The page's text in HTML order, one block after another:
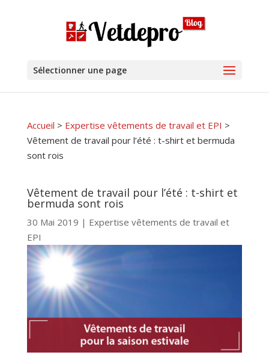
Sélectionner une page
Accueil > Expertise vêtements de travail et EPI >
Vêtement de travail pour l’été : t-shirt et bermuda
sont rois
Vêtement de travail pour l’été : t-shirt et
bermuda sont rois
30 Mai 2019 | Expertise vêtements de travail et
EPI